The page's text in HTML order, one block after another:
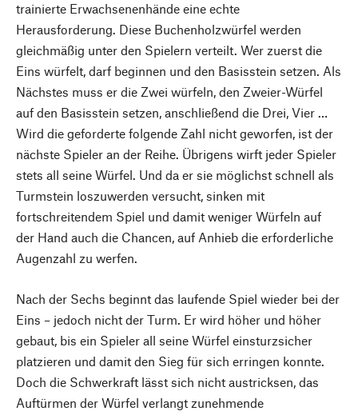
trainierte Erwachsenenhände eine echte
Herausforderung. Diese Buchenholzwürfel werden
gleichmäßig unter den Spielern verteilt. Wer zuerst die
Eins würfelt, darf beginnen und den Basisstein setzen. Als
Nächstes muss er die Zwei würfeln, den Zweier-Würfel
auf den Basisstein setzen, anschließend die Drei, Vier …
Wird die geforderte folgende Zahl nicht geworfen, ist der
nächste Spieler an der Reihe. Übrigens wirft jeder Spieler
stets all seine Würfel. Und da er sie möglichst schnell als
Turmstein loszuwerden versucht, sinken mit
fortschreitendem Spiel und damit weniger Würfeln auf
der Hand auch die Chancen, auf Anhieb die erforderliche
Augenzahl zu werfen.
Nach der Sechs beginnt das laufende Spiel wieder bei der
Eins – jedoch nicht der Turm. Er wird höher und höher
gebaut, bis ein Spieler all seine Würfel einsturzsicher
platzieren und damit den Sieg für sich erringen konnte.
Doch die Schwerkraft lässt sich nicht austricksen, das
Auftürmen der Würfel verlangt zunehmende